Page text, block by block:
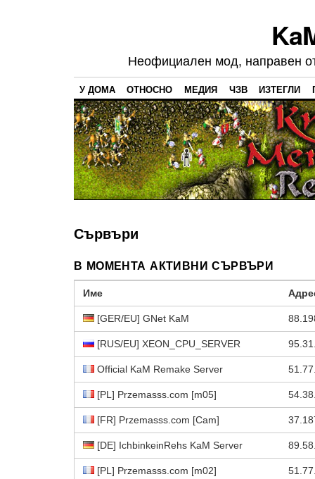
Неофициален мод, направен
У ДОМА ОТНОСНО МЕДИЯ ЧЗВ ИЗТЕГЛИ
Сървъри
В МОМЕНТА АКТИВНИ СЪРВЪРИ
Име
[GER/EU] GNet KaM
[RUS/EU] XEON_CPU_SERVER
Official KaM Remake Server
[PL] Przemasss.com [m05]
[FR] Przemasss.com [Cam]
[DE] IchbinkeinRehs KaM Server
[PL] Przemasss.com [m02]